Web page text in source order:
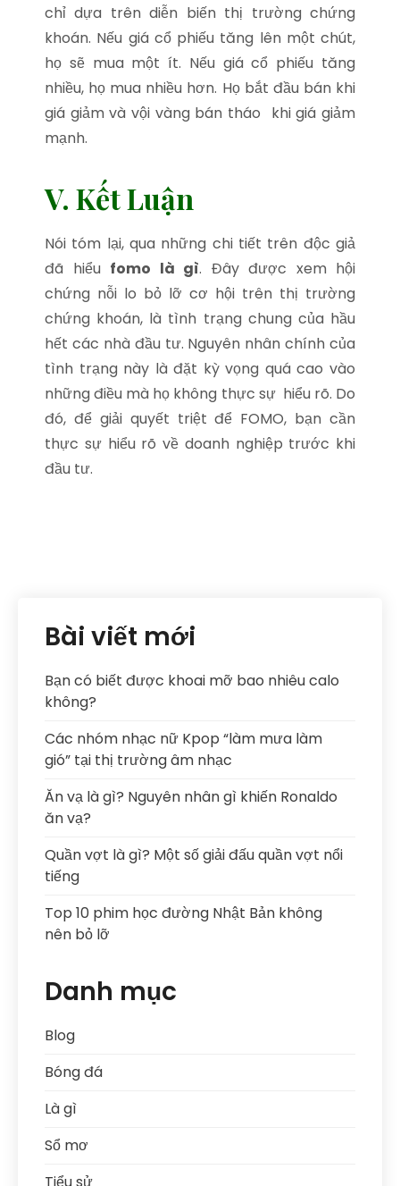
chỉ dựa trên diễn biến thị trường chứng
khoán. Nếu giá cổ phiếu tăng lên một chút,
họ sẽ mua một ít. Nếu giá cổ phiếu tăng
nhiều, họ mua nhiều hơn. Họ bắt đầu bán khi
giá giảm và vội vàng bán tháo khi giá giảm
mạnh.
V. Kết Luận
Nói tóm lại, qua những chi tiết trên độc giả
đã hiểu fomo là gì. Đây được xem hội
chứng nỗi lo bỏ lỡ cơ hội trên thị trường
chứng khoán, là tình trạng chung của hầu
hết các nhà đầu tư. Nguyên nhân chính của
tình trạng này là đặt kỳ vọng quá cao vào
những điều mà họ không thực sự hiểu rõ. Do
đó, để giải quyết triệt để FOMO, bạn cần
thực sự hiểu rõ về doanh nghiệp trước khi
đầu tư.
Bài viết mới
Bạn có biết được khoai mỡ bao nhiêu calo
không?
Các nhóm nhạc nữ Kpop “làm mưa làm
gió” tại thị trường âm nhạc
Ăn vạ là gì? Nguyên nhân gì khiến Ronaldo
ăn vạ?
Quần vợt là gì? Một số giải đấu quần vợt nổi
tiếng
Top 10 phim học đường Nhật Bản không
nên bỏ lỡ
Danh mục
Blog
Bóng đá
Là gì
Sổ mơ